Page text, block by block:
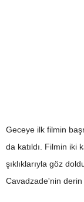
Geceye ilk filmin
da katıldı. Filmin iki
şıklıklarıyla göz
Cavadzade'nin